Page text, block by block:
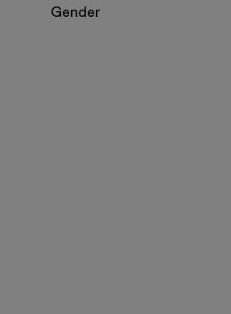
Filtrar por
Gender